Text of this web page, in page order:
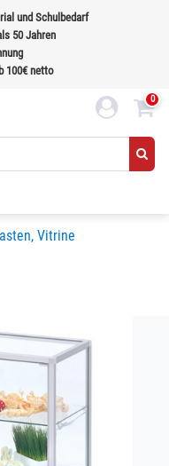
und Schulbedarf
50 Jahren
100€ netto
0
Vitrine